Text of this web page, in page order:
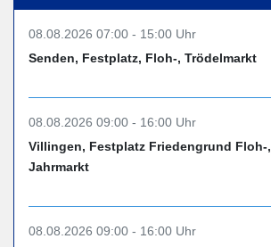
08.08.2026 07:00 - 15:00 Uhr
Senden, Festplatz, Floh-, Trödelmarkt
08.08.2026 09:00 - 16:00 Uhr
Villingen, Festplatz Friedengrund Floh-
Jahrmarkt
08.08.2026 09:00 - 16:00 Uhr